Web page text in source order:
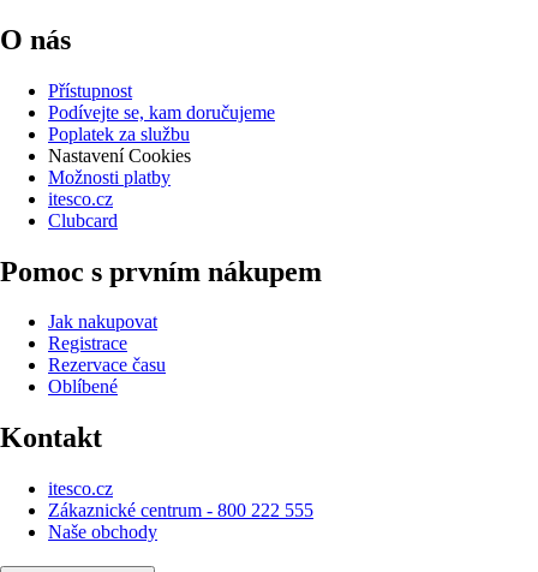
O nás
Přístupnost
Podívejte se, kam doručujeme
Poplatek za službu
Nastavení Cookies
Možnosti platby
itesco.cz
Clubcard
Pomoc s prvním nákupem
Jak nakupovat
Registrace
Rezervace času
Oblíbené
Kontakt
itesco.cz
Zákaznické centrum - 800 222 555
Naše obchody